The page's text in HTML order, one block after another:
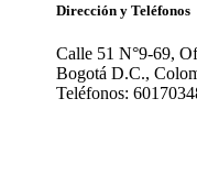
Dirección y Teléfonos
Calle 51 N°9-69,
Bogotá D.C.,
Teléfonos: